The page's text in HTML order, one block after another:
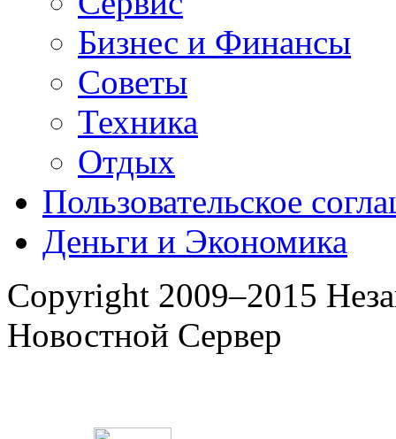
Бизнес и Финансы
Советы
Техника
Отдых
Пользовательское
Деньги и Экономика
Copyright 2009–2015
Новостной Сервер